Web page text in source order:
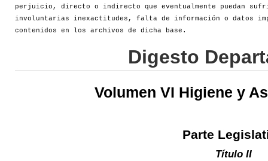
perjuicio, directo o indirecto que eventualmente puedan
involuntarias inexactitudes, falta de información o datos
contenidos en los archivos de dicha base.
Digesto
Volumen VI Higiene y
Parte
Título II